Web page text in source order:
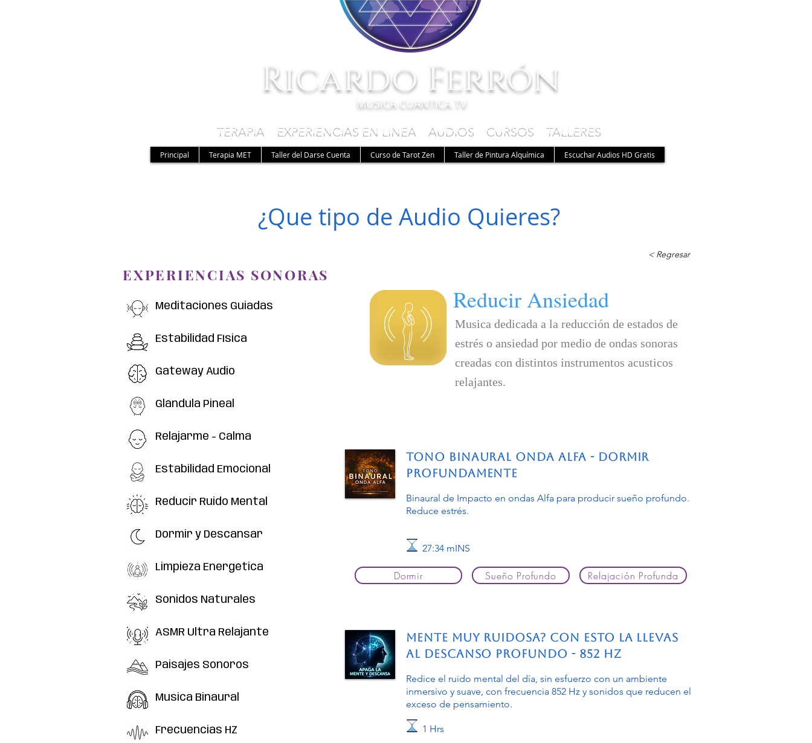
Ricardo Ferrón
MUSICA CUANTICA TV
TERAPIA EXPERIENCIAS EN LINEA AUDIOS CURSOS TALLERES
Principal Terapia MET Taller del Darse Cuenta Curso de Tarot Zen Taller de Pintura Alquímica Escuchar Audios HD Gratis
¿Que tipo de Audio Quieres?
EXPERIENCIAS SONORAS
< Regresar
Reducir Ansiedad
Musica dedicada a la reducción de estados de
estrés o ansiedad por medio de ondas sonoras
creadas con distintos instrumentos acusticos
relajantes.
Tono Binaural Onda Alfa - Dormir
Profundamente
Binaural de Impacto en ondas Alfa para producir sueño profundo.
Reduce estrés.
27:34 mINS
Dormir Sueño Profundo Relajación Profunda
Mente muy Ruidosa? Con esto la llevas
al Descanso Profundo - 852 Hz
Redice el ruido mental del día, sin esfuerzo con un ambiente
inmersivo y suave, con frecuencia 852 Hz y sonidos que reducen el
exceso de pensamiento.
1 Hrs
Meditaciones Guiadas Meditaciones Guiadas
Estabilidad Física Estabilidad Física
Gateway Audio Gateway Audio
Glándula Pineal Glándula Pineal
Relajarme - Calma Relajarme - Calma
Estabilidad Emocional
Reducir Ruido Mental Reducir Ruido Mental
Dormir y Descansar Dormir y Descansar
Limpieza Energética Limpieza Energética
Sonidos Naturales Sonidos Naturales
ASMR Ultra Relajante ASMR Ultra Relajante
Paisajes Sonoros Paisajes Sonoros
Musica Binaural Musica Binaural
Frecuencias HZ Frecuencias HZ